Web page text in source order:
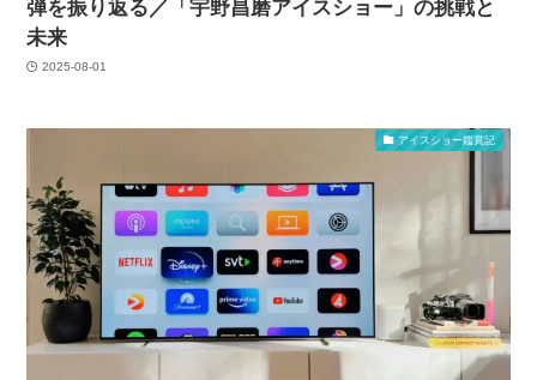
弾を振り返る／「宇野昌磨アイスショー」の挑戦と
未来
2025-08-01
アイスショー鑑賞記